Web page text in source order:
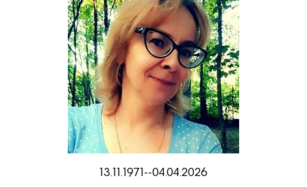
13.11.1971--04.04.2026